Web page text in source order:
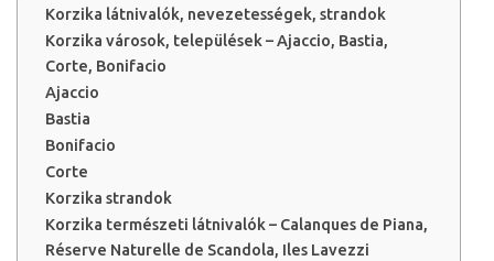
Korzika látnivalók, nevezetességek, strandok
Korzika városok, települések – Ajaccio, Bastia,
Corte, Bonifacio
Ajaccio
Bastia
Bonifacio
Corte
Korzika strandok
Korzika természeti látnivalók – Calanques de Piana,
Réserve Naturelle de Scandola, Iles Lavezzi